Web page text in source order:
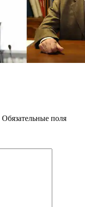
Обязательные поля